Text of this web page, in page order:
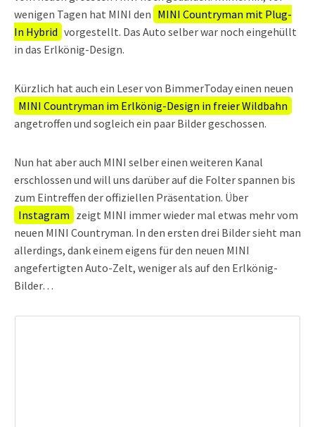
wenigen Tagen hat MINI den MINI Countryman mit Plug-
In Hybrid vorgestellt. Das Auto selber war noch eingehüllt
in das Erlkönig-Design.
Kürzlich hat auch ein Leser von BimmerToday einen neuen
MINI Countryman im Erlkönig-Design in freier Wildbahn
angetroffen und sogleich ein paar Bilder geschossen.
Nun hat aber auch MINI selber einen weiteren Kanal
erschlossen und will uns darüber auf die Folter spannen bis
zum Eintreffen der offiziellen Präsentation. Über
Instagram zeigt MINI immer wieder mal etwas mehr vom
neuen MINI Countryman. In den ersten drei Bilder sieht man
allerdings, dank einem eigens für den neuen MINI
angefertigten Auto-Zelt, weniger als auf den Erlkönig-
Bilder…